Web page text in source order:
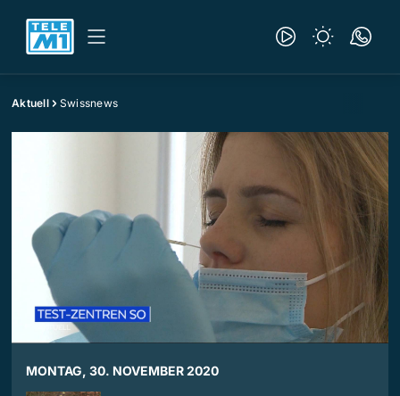
Aktuell Swissnews
MONTAG, 30. NOVEMBER 2020